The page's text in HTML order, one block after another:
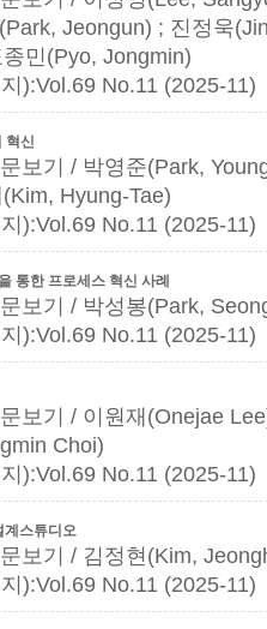
Jeongun) ; 진정욱
민(Pyo, Jongmin)
):Vol.69 No.11 (2025-11)
혁신
보기
/ 박영준(Park,
Hyung-Tae)
):Vol.69 No.11 (2025-11)
통한 프로세스 혁신 사례
보기
/ 박성봉(Park,
):Vol.69 No.11 (2025-11)
보기
/ 이원재(Onejae
Choi)
):Vol.69 No.11 (2025-11)
계스튜디오
보기
/ 김정현(Kim,
):Vol.69 No.11 (2025-11)